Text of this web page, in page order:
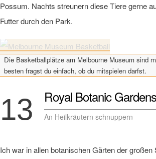
Possum. Nachts streunern diese Tiere gerne
Futter durch den Park.
Die Basketballplätze am Melbourne Museum sind
besten fragst du einfach, ob du mitspielen darfst.
13 Royal Botanic Gardens
An Heilkräutern schnuppern
Ich war in allen botanischen Gärten der großen